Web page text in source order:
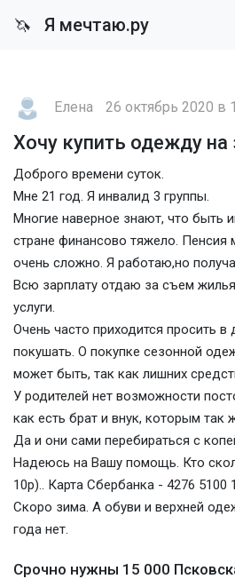
🦄 Я мечтаю.ру
Елена 26 октябрь 2020 в
Хочу купить одежду на
Доброго времени суток.
Мне 21 год. Я инвалид 3 группы.
Многие наверное знают, что быть
стране финансово тяжело. Пенсия
очень сложно. Я работаю,но
Всю зарплату отдаю за съем
услуги.
Очень часто приходится просить в
покушать. О покупке сезонной
может быть, так как лишних
У родителей нет возможности
как есть брат и внук, которым
Да и они сами перебираться с
Надеюсь на Вашу помощь. Кто
10р).. Карта Сбербанка - 4276 5100
Скоро зима. А обуви и верхней
года нет.
Срочно нужны 15 000